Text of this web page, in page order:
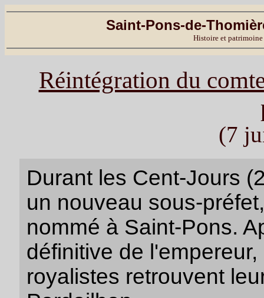
Saint-Pons-de-
Histoire et
Réintégration du
(7
Durant les Cent-Jours
un nouveau sous-
nommé à Saint-Pons.
définitive de
royalistes retrouvent